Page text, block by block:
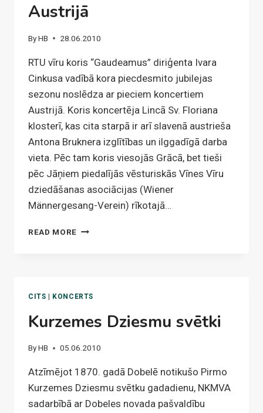
Austrijā
ByHB 28.06.2010
RTU vīru koris “Gaudeamus” diriģenta Ivara
Cinkusa vadībā kora piecdesmito jubilejas
sezonu noslēdza ar pieciem koncertiem
Austrijā. Koris koncertēja Lincā Sv. Floriana
klosterī, kas cita starpā ir arī slavenā austrieša
Antona Bruknera izglītības un ilggadīgā darba
vieta. Pēc tam koris viesojās Grācā, bet tieši
pēc Jāņiem piedalījās vēsturiskās Vīnes Vīru
dziedāšanas asociācijas (Wiener
Männergesang-Verein) rīkotajā…
READ MORE VĪRU
CITS KONCERTS
Kurzemes Dziesmu svētki
ByHB 05.06.2010
Atzīmējot 1870. gadā Dobelē notikušo Pirmo
Kurzemes Dziesmu svētku gadadienu, NKMVA
sadarbībā ar Dobeles novada pašvaldību